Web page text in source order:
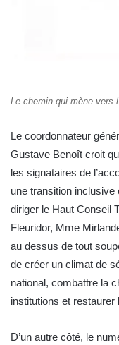
Le chemin qui mène vers
Le coordonnateur
Gustave Benoît croit
les signataires de
une transition
diriger le Haut Conseil
Fleuridor, Mme
au dessus de tout
de créer un climat de
national, combattre la
institutions et restaurer
D’un autre côté, le